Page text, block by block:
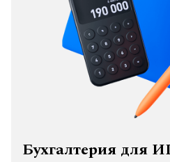
Бухгалтерия для